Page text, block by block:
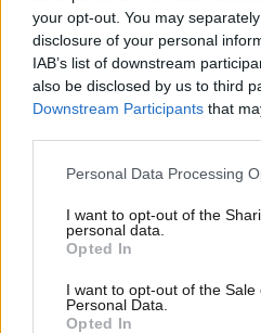
your opt-out. You may
disclosure of your personal
IAB’s list of downstream
also be disclosed by us to third
Downstream Participants that
Please note that this website/
not limited to your visit or usage
grant or deny consent to Google
use your data for below
consent section.
Personal Data Processing
I want to opt-out of the
personal data.
Opted In
I want to opt-out of the Sale
Personal Data.
Opted In